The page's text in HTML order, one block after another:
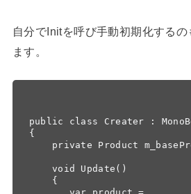
自分でInitを呼び手動初期化する
ます。
public class Creater :
{